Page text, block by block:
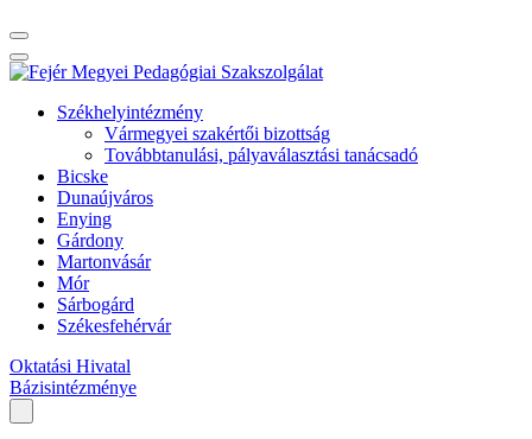
Székhelyintézmény
Vármegyei szakértői bizottság
Továbbtanulási, pályaválasztási tanácsadó
Bicske
Dunaújváros
Enying
Gárdony
Martonvásár
Mór
Sárbogárd
Székesfehérvár
Oktatási Hivatal
Bázisintézménye